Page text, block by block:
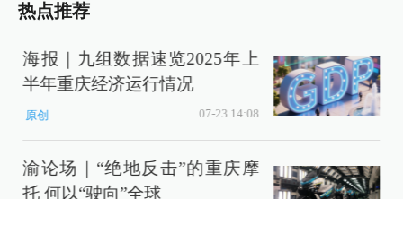
热点推荐
海报｜九组数据速览2025年上
半年重庆经济运行情况
原创 07-23 14:08
渝论场｜“绝地反击”的重庆摩
托 何以“驶向”全球